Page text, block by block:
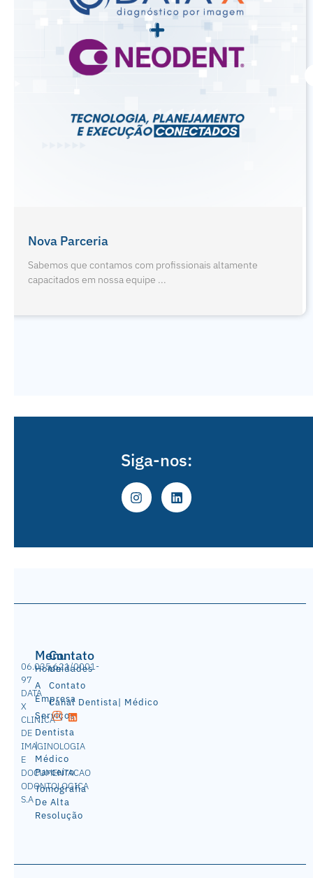
Férias De Julho E Odontopediatria
Sabemos que contamos com profissionais altamente
capacitados em nossa equipe ...
Siga-nos:
06.035.621/0001-
97
DATA
X
CLINICA
DE
IMAGINOLOGIA
E
DOCUMENTACAO
ODONTOLOGICA
S.A
Menu
Home
A
Empresa
Serviços
Dentista
|
Médico
Parceiro
Tomografia
De Alta
Resolução
Contato
Unidades
Contato
Canal Dentista| Médico